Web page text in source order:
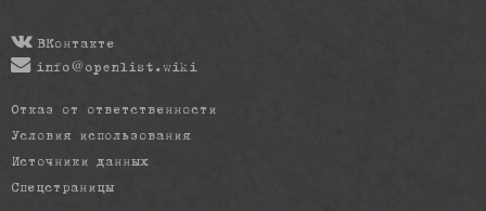
ВКонтакте
info@openlist.wiki
Отказ от ответственности
Условия использования
Источники данных
Спецстраницы